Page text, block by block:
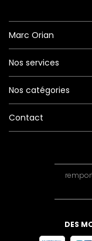
Marc Orian
Nos services
Nos catégories
Contact
DES